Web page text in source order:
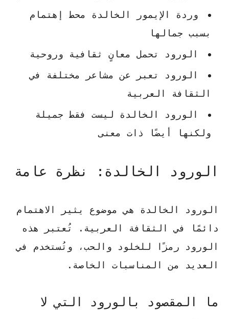
وردة الإيمور الخالدة محط إهتمام
بسبب جمالها
الورود تحمل معانٍ ثقافية وروحية
الورود تعبر عن مشاعر مختلفة في
الثقافة العربية
الورود الخالدة ليست فقط جميلة
ولكنها أيضًا ذات معنى
الورود الخالدة: نظرة عامة
الورود الخالدة هي موضوع يثير الاهتمام
دائمًا في الثقافة العربية. تُعتبر هذه
الورود رمزًا للخلود والحب، وتُستخدم في
العديد من المناسبات الخاصة.
ما المقصود بالورود التي لا